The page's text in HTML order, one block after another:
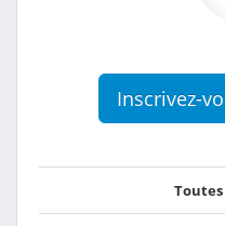
Inscrivez-
Toutes